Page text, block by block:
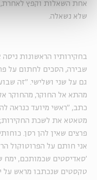
אחת השאלות וקפץ
שלא נשאלה.
בחקירותיו הראשונות ניסה
שבירה, הסכים לחתום על
גם על שני ושלישי. "זה
מהתא אל החוקר, מהחוקר
כתב, "ראשי מיועד כנראה
מטאטא את לשכת החקירות;
פרצים שאין להן רסן.
אני חותם על הפרוטוקול
'סאדיסטים שכמותכם, ימח
טקסטים שנכתבו מראש על